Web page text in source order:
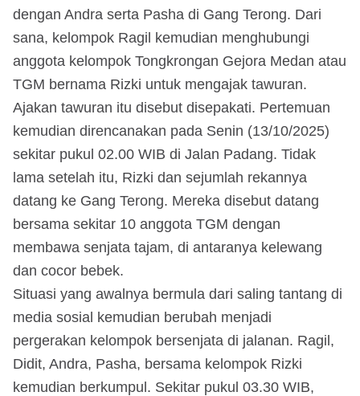
dengan Andra serta Pasha di Gang Terong. Dari
sana, kelompok Ragil kemudian menghubungi
anggota kelompok Tongkrongan Gejora Medan atau
TGM bernama Rizki untuk mengajak tawuran.
Ajakan tawuran itu disebut disepakati. Pertemuan
kemudian direncanakan pada Senin (13/10/2025)
sekitar pukul 02.00 WIB di Jalan Padang. Tidak
lama setelah itu, Rizki dan sejumlah rekannya
datang ke Gang Terong. Mereka disebut datang
bersama sekitar 10 anggota TGM dengan
membawa senjata tajam, di antaranya kelewang
dan cocor bebek.
Situasi yang awalnya bermula dari saling tantang di
media sosial kemudian berubah menjadi
pergerakan kelompok bersenjata di jalanan. Ragil,
Didit, Andra, Pasha, bersama kelompok Rizki
kemudian berkumpul. Sekitar pukul 03.30 WIB,